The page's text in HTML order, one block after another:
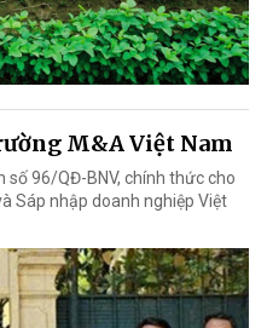
M&A Việt Nam
số 96/QĐ-BNV, chính thức cho
Sáp nhập doanh nghiệp Việt